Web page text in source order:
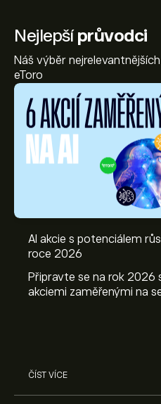
Nejlepšíprůvodci
Náš výběr
eToro
AI akcie s potenciálem
roce 2026
Připravte se na rok 2026
akciemi zaměřenými na
ČÍST VÍCE